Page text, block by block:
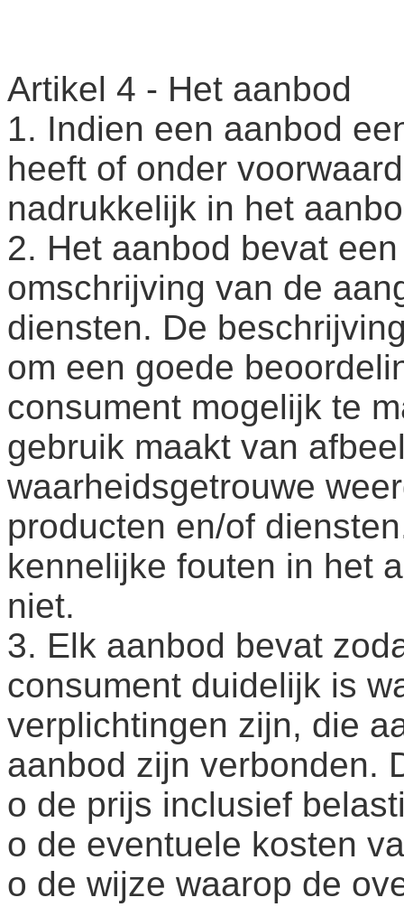
Artikel 4 - Het aanbod
1. Indien een aanbod
heeft of onder
nadrukkelijk in het
2. Het aanbod bevat
omschrijving van de
diensten. De
om een goede
consument mogelijk te
gebruik maakt van
waarheidsgetrouwe
producten en/of
kennelijke fouten in het
niet.
3. Elk aanbod bevat
consument duidelijk is
verplichtingen zijn, die
aanbod zijn verbonden.
o de prijs inclusief
o de eventuele kosten
o de wijze waarop de